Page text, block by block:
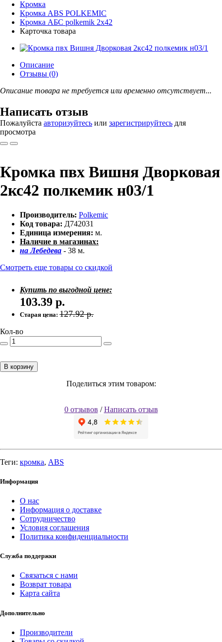
Кромка
Кромка ABS POLKEMIС
Кромка АБС polkemik 2x42
Карточка товара
Описание
Отзывы (0)
Описание товара не требуется или временно отсутствует...
Написать отзыв
Пожалуйста авторизуйтесь или зарегистрируйтесь для
просмотра
Кромка пвх Вишня Дворковая
2кс42 полкемик н03/1
Производитель: Polkemic
Код товара: Д742031
Единица измерения: м.
Наличие в магазинах:
на Лебедева - 38 м.
Смотреть еще товары со скидкой
Купить по выгодной цене:
103.39 р.
Старая цена: 127.92р.
Кол-во
В корзину
Поделиться этим товаром:
0 отзывов /Написать отзыв
Теги: кромка, ABS
Информация
О нас
Информация о доставке
Сотрудничество
Условия соглашения
Политика конфиденциальности
Служба поддержки
Связаться с нами
Возврат товара
Карта сайта
Дополнительно
Производители